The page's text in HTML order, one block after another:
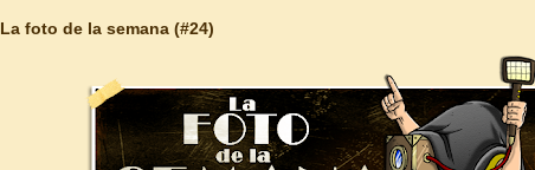
La foto de la semana (#24)